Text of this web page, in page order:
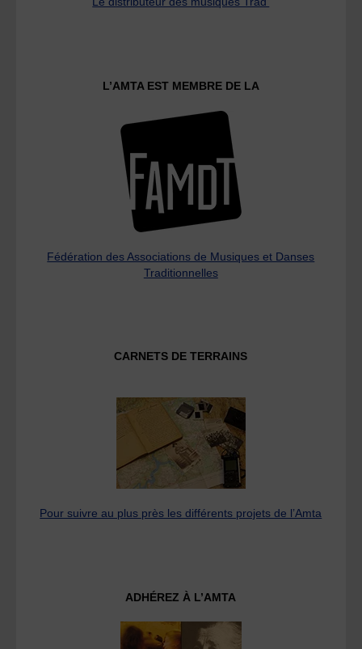
L’AMTA EST MEMBRE DE LA
Fédération des Associations de Musiques et Danses
Traditionnelles
CARNETS DE TERRAINS
Pour suivre au plus près les différents projets de l’Amta
ADHÉREZ À L’AMTA